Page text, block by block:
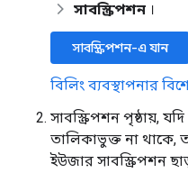
সাবস্ক্রিপশন ।
সাবস্ক্রিপশন-এ যান
বিলিং ব্যবস্থাপনার
সাবস্ক্রিপশন পৃষ্ঠায়,
তালিকাভুক্ত না
ইউজার সাবস্ক্রিপশন